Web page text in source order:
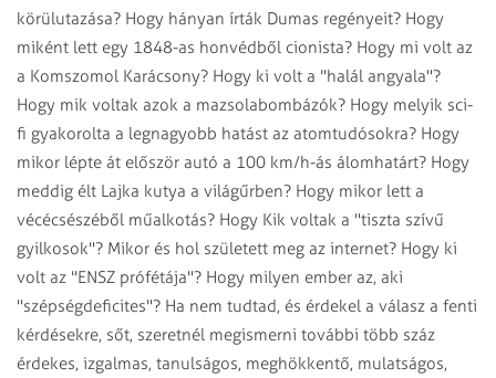
körülutazása? Hogy hányan írták Dumas regényeit? Hogy
miként lett egy 1848-as honvédből cionista? Hogy mi volt az
a Komszomol Karácsony? Hogy ki volt a "halál angyala"?
Hogy mik voltak azok a mazsolabombázók? Hogy melyik sci-
fi gyakorolta a legnagyobb hatást az atomtudósokra? Hogy
mikor lépte át először autó a 100 km/h-ás álomhatárt? Hogy
meddig élt Lajka kutya a világűrben? Hogy mikor lett a
vécécsészéből műalkotás? Hogy Kik voltak a "tiszta szívű
gyilkosok"? Mikor és hol született meg az internet? Hogy ki
volt az "ENSZ prófétája"? Hogy milyen ember az, aki
"szépségdeficites"? Ha nem tudtad, és érdekel a válasz a fenti
kérdésekre, sőt, szeretnél megismerni további több száz
érdekes, izgalmas, tanulságos, meghökkentő, mulatságos,